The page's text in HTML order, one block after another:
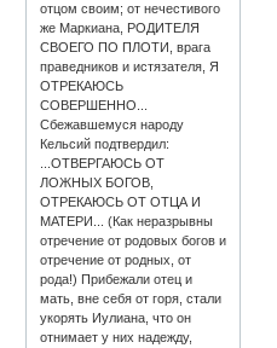
отцом своим; от нечестивого
же Маркиана, РОДИТЕЛЯ
СВОЕГО ПО ПЛОТИ, врага
праведников и истязателя, Я
ОТРЕКАЮСЬ
СОВЕРШЕННО...
Сбежавшемуся народу
Кельсий подтвердил:
...ОТВЕРГАЮСЬ ОТ
ЛОЖНЫХ БОГОВ,
ОТРЕКАЮСЬ ОТ ОТЦА И
МАТЕРИ... (Как неразрывны
отречение от родовых богов и
отречение от родных, от
рода!) Прибежали отец и
мать, вне себя от горя, стали
укорять Иулиана, что он
отнимает у них надежду,